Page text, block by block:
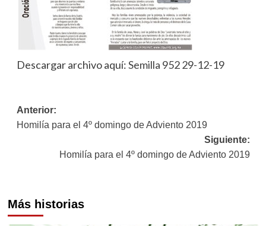
Descargar archivo aquí:Semilla 952 29-12-19
Navegación
de
entradas
Anterior:
Homilía para el 4º domingo de Adviento 2019
Siguiente:
Homilía para el 4º domingo de Adviento 2019
Más historias